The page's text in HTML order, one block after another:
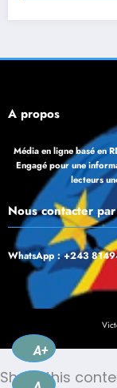
À propos
Média en ligne basé en
Engagé pour une
lecteurs
Nous contacter
WhatsApp : +243
A+
Share this